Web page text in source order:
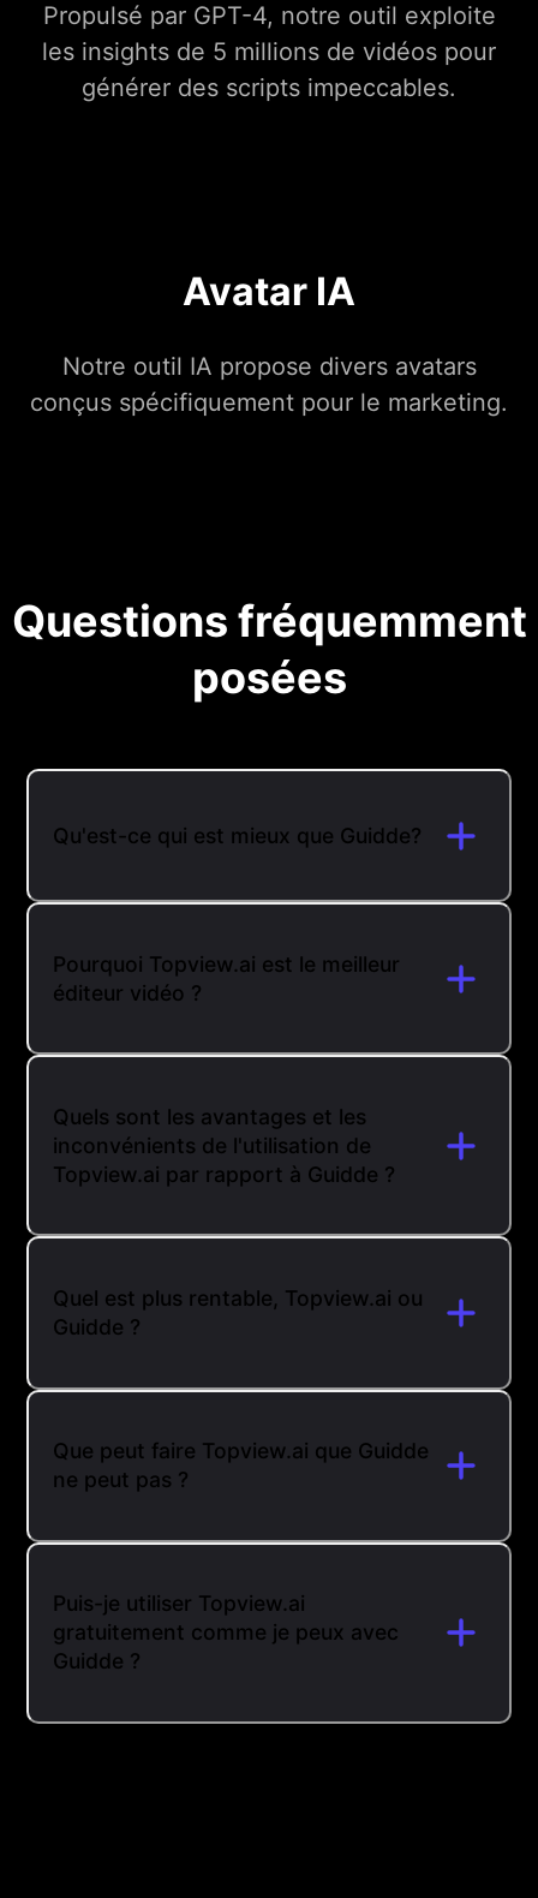
Propulsé par GPT-4, notre outil exploite
les insights de 5 millions de vidéos pour
générer des scripts impeccables.
Avatar IA
Notre outil IA propose divers avatars
conçus spécifiquement pour le marketing.
Questions fréquemment
posées
Qu'est-ce qui est mieux que Guidde?
Pourquoi Topview.ai est le meilleur
éditeur vidéo ?
Quels sont les avantages et les
inconvénients de l'utilisation de
Topview.ai par rapport à Guidde ?
Quel est plus rentable, Topview.ai ou
Guidde ?
Que peut faire Topview.ai que Guidde
ne peut pas ?
Puis-je utiliser Topview.ai
gratuitement comme je peux avec
Guidde ?